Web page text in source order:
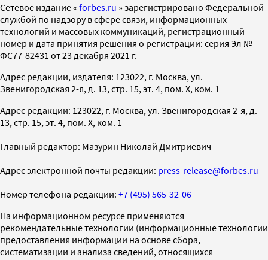
Cетевое издание « forbes.ru » зарегистрировано Федеральной
службой по надзору в сфере связи, информационных
технологий и массовых коммуникаций, регистрационный
номер и дата принятия решения о регистрации: серия Эл №
ФС77-82431 от 23 декабря 2021 г.
Адрес редакции, издателя: 123022, г. Москва, ул.
Звенигородская 2-я, д. 13, стр. 15, эт. 4, пом. X, ком. 1
Адрес редакции: 123022, г. Москва, ул. Звенигородская 2-я, д.
13, стр. 15, эт. 4, пом. X, ком. 1
Главный редактор: Мазурин Николай Дмитриевич
Адрес электронной почты редакции: press-release@forbes.ru
Номер телефона редакции: +7 (495) 565-32-06
На информационном ресурсе применяются
рекомендательные технологии (информационные технологии
предоставления информации на основе сбора,
систематизации и анализа сведений, относящихся